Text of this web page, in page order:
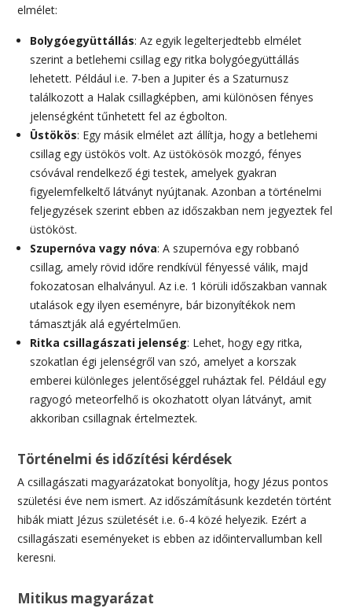
elmélet:
Bolygóegyüttállás: Az egyik legelterjedtebb elmélet
szerint a betlehemi csillag egy ritka bolygóegyüttállás
lehetett. Például i.e. 7-ben a Jupiter és a Szaturnusz
találkozott a Halak csillagképben, ami különösen fényes
jelenségként tűnhetett fel az égbolton.
Üstökös: Egy másik elmélet azt állítja, hogy a betlehemi
csillag egy üstökös volt. Az üstökösök mozgó, fényes
csóvával rendelkező égi testek, amelyek gyakran
figyelemfelkeltő látványt nyújtanak. Azonban a történelmi
feljegyzések szerint ebben az időszakban nem jegyeztek fel
üstököst.
Szupernóva vagy nóva: A szupernóva egy robbanó
csillag, amely rövid időre rendkívül fényessé válik, majd
fokozatosan elhalványul. Az i.e. 1 körüli időszakban vannak
utalások egy ilyen eseményre, bár bizonyítékok nem
támasztják alá egyértelműen.
Ritka csillagászati jelenség: Lehet, hogy egy ritka,
szokatlan égi jelenségről van szó, amelyet a korszak
emberei különleges jelentőséggel ruháztak fel. Például egy
ragyogó meteorfelhő is okozhatott olyan látványt, amit
akkoriban csillagnak értelmeztek.
Történelmi és időzítési kérdések
A csillagászati magyarázatokat bonyolítja, hogy Jézus pontos
születési éve nem ismert. Az időszámításunk kezdetén történt
hibák miatt Jézus születését i.e. 6-4 közé helyezik. Ezért a
csillagászati eseményeket is ebben az időintervallumban kell
keresni.
Mitikus magyarázat